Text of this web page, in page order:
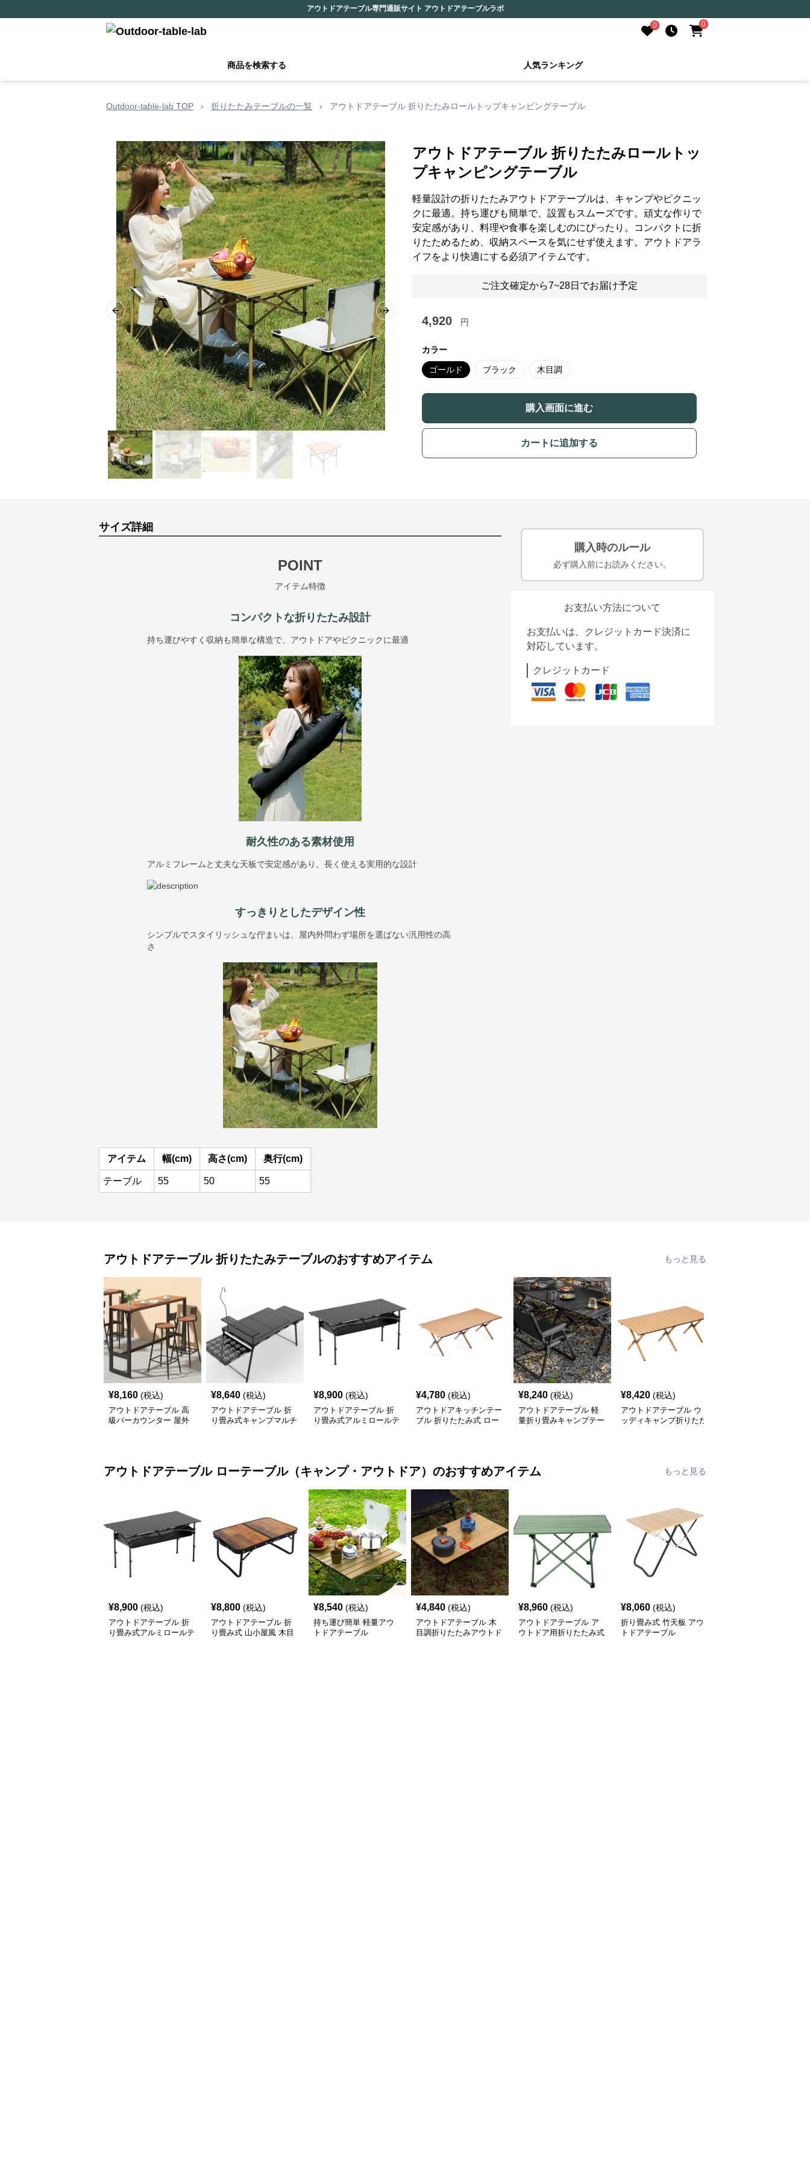
アウトドアテーブル専門通販サイト アウトドアテーブルラボ
0
0
商品を検索する 人気ランキング
Outdoor-table-lab TOP › 折りたたみテーブルの一覧 › アウトドアテーブル 折りたたみロールトップキャンピングテーブル
Previous slide Next slide
アウトドアテーブル 折りたたみロールトッ
プキャンピングテーブル
軽量設計の折りたたみアウトドアテーブルは、キャンプやピクニッ
クに最適。持ち運びも簡単で、設置もスムーズです。頑丈な作りで
安定感があり、料理や食事を楽しむのにぴったり。コンパクトに折
りたためるため、収納スペースを気にせず使えます。アウトドアラ
イフをより快適にする必須アイテムです。
ご注文確定から7~28日でお届け予定
4,920 円
カラー
ゴールド ブラック 木目調
購入画面に進む
カートに追加する
サイズ詳細
POINT
アイテム特徴
コンパクトな折りたたみ設計
持ち運びやすく収納も簡単な構造で、アウトドアやピクニックに最適
耐久性のある素材使用
アルミフレームと丈夫な天板で安定感があり、長く使える実用的な設計
すっきりとしたデザイン性
シンプルでスタイリッシュな佇まいは、屋内外問わず場所を選ばない汎用性の高
さ
アイテム 幅(cm) 高さ(cm) 奥行(cm)
テーブル 55 50 55
購入時のルール
必ず購入前にお読みください。
お支払い方法について
お支払いは、クレジットカード決済に
対応しています。
クレジットカード
アウトドアテーブル 折りたたみテーブルのおすすめアイテム もっと見る
¥8,160 (税込)
アウトドアテーブル 高
級バーカウンター 屋外
¥8,640 (税込)
アウトドアテーブル 折
り畳み式キャンプマルチ
¥8,900 (税込)
アウトドアテーブル 折
り畳み式アルミロールテ
¥4,780 (税込)
アウトドアキッチンテー
ブル 折りたたみ式 ロー
¥8,240 (税込)
アウトドアテーブル 軽
量折り畳みキャンプテー
¥8,420 (税込)
アウトドアテーブル ウ
ッディキャンプ折りたた
アウトドアテーブル ローテーブル（キャンプ・アウトドア） のおすすめアイテム もっと見る
¥8,900 (税込)
アウトドアテーブル 折
り畳み式アルミロールテ
¥8,800 (税込)
アウトドアテーブル 折
り畳み式 山小屋風 木目
¥8,540 (税込)
持ち運び簡単 軽量アウ
トドアテーブル
¥4,840 (税込)
アウトドアテーブル 木
目調折りたたみアウトド
¥8,960 (税込)
アウトドアテーブル ア
ウトドア用折りたたみ式
¥8,060 (税込)
折り畳み式 竹天板 アウ
トドアテーブル